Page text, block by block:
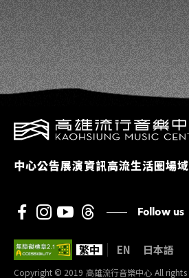
中心公告展演資訊高流生活圈場
Follow us
Copyright © 2019 高雄流行音樂中心 All rights
繁中 EN 日本語